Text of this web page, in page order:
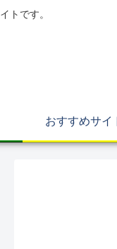
トです。
おすすめサイ